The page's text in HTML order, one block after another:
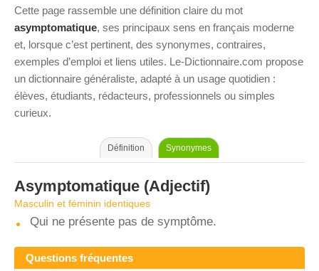
Cette page rassemble une définition claire du mot
asymptomatique, ses principaux sens en français moderne
et, lorsque c’est pertinent, des synonymes, contraires,
exemples d’emploi et liens utiles. Le-Dictionnaire.com propose
un dictionnaire généraliste, adapté à un usage quotidien :
élèves, étudiants, rédacteurs, professionnels ou simples
curieux.
Définition Synonymes
Asymptomatique (Adjectif)
Masculin et féminin identiques
Qui ne présente pas de symptôme.
Questions fréquentes